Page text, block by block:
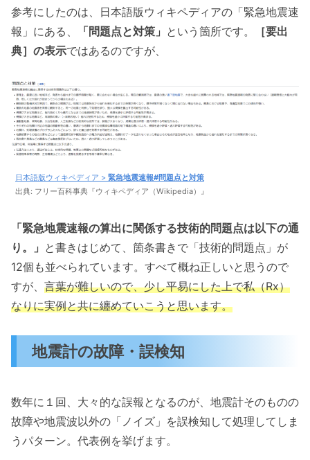
参考にしたのは、日本語版ウィキペディアの「緊急地震速
報」にある、
「問題点と対策」 という箇所です。
［要出
典］の表示ではあるのですが、
日本語版ウィキペディア > 緊急地震速報#問題点と対策
出典: フリー百科事典『ウィキペディア（Wikipedia）』
「緊急地震速報の算出に関係する技術的問題点は以下の通
り。」 と書きはじめて、箇条書きで「技術的問題点」が
12個も並べられています。すべて概ね正しいと思うので
すが、 言葉が難しいので、少し平易にした上で私（Rx）
なりに実例と共に纏めていこうと思います。
地震計の故障・誤検知
数年に１回、大々的な誤報となるのが、地震計そのものの
故障や地震波以外の「ノイズ」を誤検知して処理してしま
うパターン。代表例を挙げます。